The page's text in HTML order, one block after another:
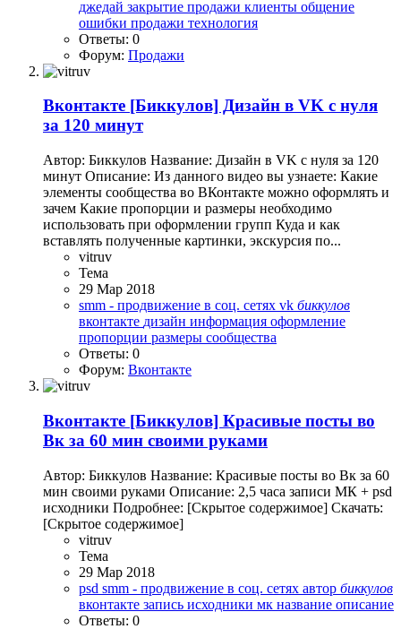
джедай закрытие продажи клиенты общение
ошибки продажи технология
Ответы: 0
Форум: Продажи
Вконтакте [Биккулов] Дизайн в VK с нуля
за 120 минут
Автор: Биккулов Название: Дизайн в VK с нуля за 120
минут Описание: Из данного видео вы узнаете: Какие
элементы сообщества во ВКонтакте можно оформлять и
зачем Какие пропорции и размеры необходимо
использовать при оформлении групп Куда и как
вставлять полученные картинки, экскурсия по...
vitruv
Тема
29 Мар 2018
smm - продвижение в соц. сетях vk биккулов
вконтакте дизайн информация оформление
пропорции размеры сообщества
Ответы: 0
Форум: Вконтакте
Вконтакте [Биккулов] Красивые посты во
Вк за 60 мин своими руками
Автор: Биккулов Название: Красивые посты во Вк за 60
мин своими руками Описание: 2,5 часа записи МК + psd
исходники Подробнее: [Скрытое содержимое] Скачать:
[Скрытое содержимое]
vitruv
Тема
29 Мар 2018
psd smm - продвижение в соц. сетях автор биккулов
вконтакте запись исходники мк название описание
Ответы: 0